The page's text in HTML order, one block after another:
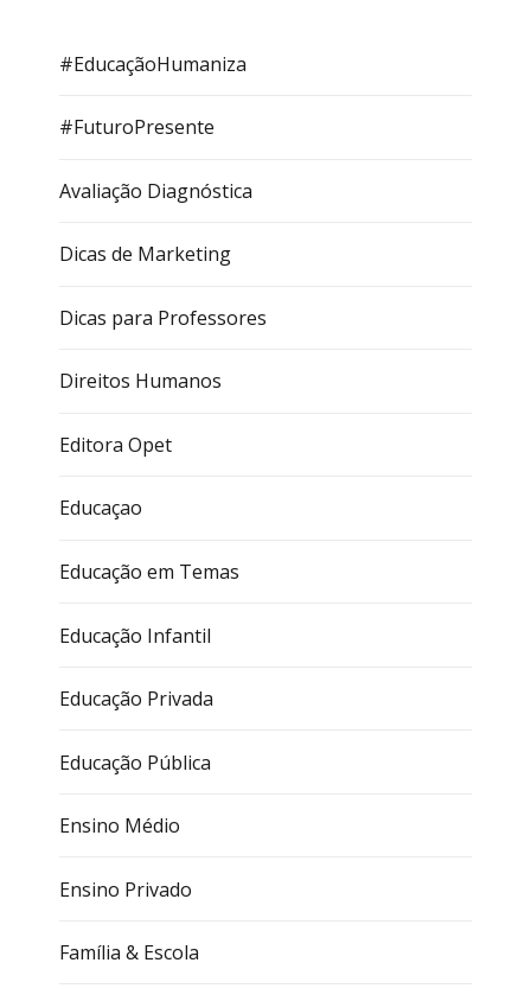
#EducaçãoHumaniza
#FuturoPresente
Avaliação Diagnóstica
Dicas de Marketing
Dicas para Professores
Direitos Humanos
Editora Opet
Educaçao
Educação em Temas
Educação Infantil
Educação Privada
Educação Pública
Ensino Médio
Ensino Privado
Família & Escola